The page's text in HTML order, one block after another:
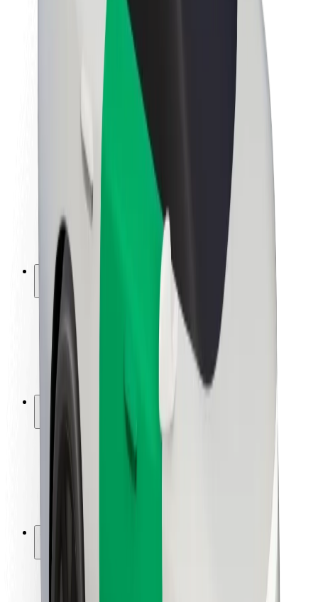
La durabilité chez Bolt
Project Zero
Actualités
Lignes directrices de marque
Notre mission
Relations investisseurs
Équipe de direction
La marque
Ressources
Fonds urbain
Sécurité
Sécurité des passagers
Sécurité des chauffeurs
Sécurité à trottinette
Safety Lab
Emplacements
Solutions pour les villes
Aéroports
Stations de charge Bolt
Support
Pour les passagers
Pour les chauffeurs